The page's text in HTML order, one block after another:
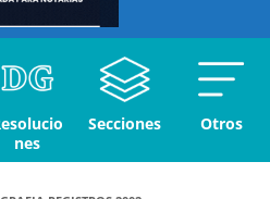
nes
Secciones Otros